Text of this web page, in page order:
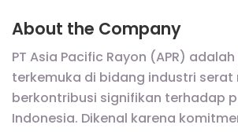
About the Company
PT Asia Pacific Rayon (APR)
terkemuka di bidang industri serat
berkontribusi signifikan terhadap
Indonesia. Dikenal karena